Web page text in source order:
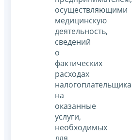
осуществляющими
медицинскую
деятельность,
сведений
о
фактических
расходах
налогоплательщика
на
оказанные
услуги,
необходимых